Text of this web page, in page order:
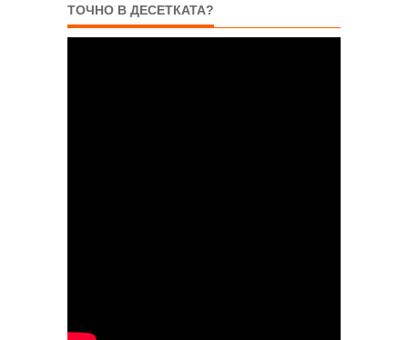
ТОЧНО В ДЕСЕТКАТА?